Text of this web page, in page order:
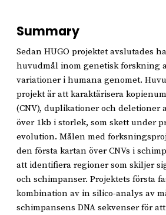
Summary
Sedan HUGO projektet avslutades
huvudmål inom genetisk forskning
variationer i humana genomet.
projekt är att karaktärisera
(CNV), duplikationer och deletioner
över 1kb i storlek, som skett under
evolution. Målen med
den första kartan över CNVs i
att identifiera regioner som skiljer
och schimpanser. Projektets första
kombination av in silico-analys av
schimpansens DNA sekvenser för